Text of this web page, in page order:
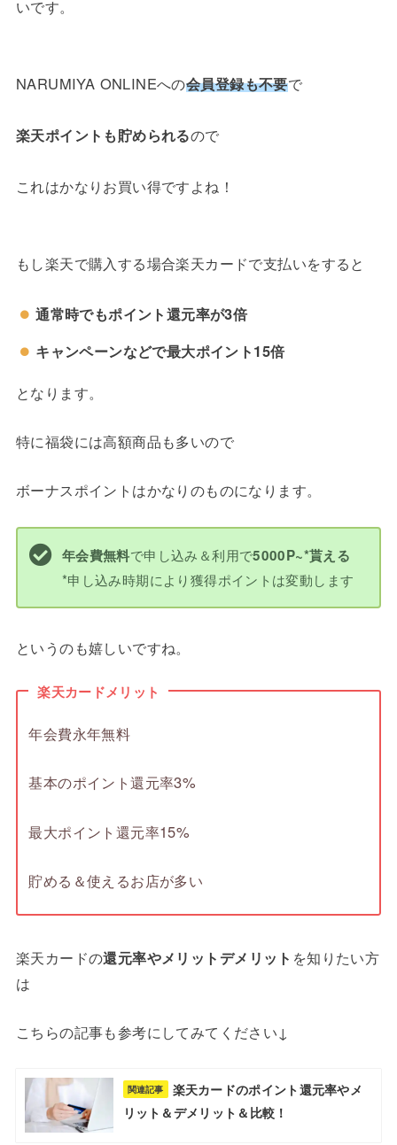
いです。
NARUMIYA ONLINEへの会員登録も不要で
楽天ポイントも貯められるので
これはかなりお買い得ですよね！
もし楽天で購入する場合楽天カードで支払いをすると
通常時でもポイント還元率が3倍
キャンペーンなどで最大ポイント15倍
となります。
特に福袋には高額商品も多いので
ボーナスポイントはかなりのものになります。
年会費無料で申し込み＆利用で5000P~*貰える
*申し込み時期により獲得ポイントは変動します
というのも嬉しいですね。
楽天カードメリット
年会費永年無料
基本のポイント還元率3%
最大ポイント還元率15%
貯める＆使えるお店が多い
楽天カードの還元率やメリットデメリット を知りたい方
は
こちらの記事も参考にしてみてください↓
関連記事
楽天カードのポイント還元率やメ
リット＆デメリット＆比較！